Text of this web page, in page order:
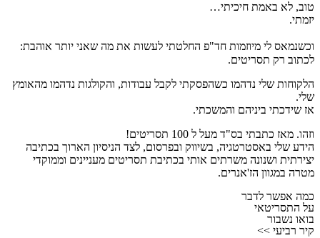
טוב, לא באמת חיכיתי…
יזמתי.
וכשנמאס לי מיוזמות חד"פ החלטתי לעשות את מה שאני יותר אוהבת:
לכתוב רק תסריטים.
הלקוחות שלי נדהמו כשהפסקתי לקבל עבודות, והקולגות נדהמו מהאומץ
שלי.
אז שידכתי ביניהם והמשכתי.
וזהו. מאז כתבתי בס"ד מעל ל 100 תסריטים!
הידע שלי באסטרטגיה, בשיווק ובפרסום, לצד הניסיון הארוך בכתיבה
יצירתית ושנונהמשרתים אותי בכתיבת תסריטים מעניינים וממוקדי
מטרה במגוון הז'אנרים.
כמה אפשר לדבר
על התסריטאי
בואו נשבור
קיר רביעי >>